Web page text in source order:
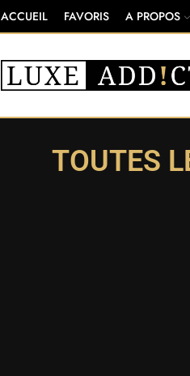
ACCUEIL FAVORIS A PROPOS
TOUTES